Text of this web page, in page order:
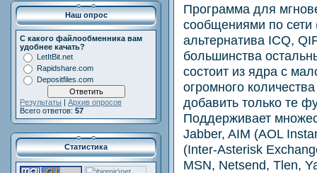
Наш опрос
С какого файлообменника вам
удобнее качать?
LetItBit.net
Rapidshare.com
Depositfiles.com
Результаты | Архив опросов
Всего ответов: 57
Статистика
Программа для
сообщениями по
альтернатива ICQ,
большинства
состоит из ядра с
огромного
добавить только те
Поддерживает
Jabber, AIM (AOL
(Inter-Asterisk
MSN, Netsend, Tlen,